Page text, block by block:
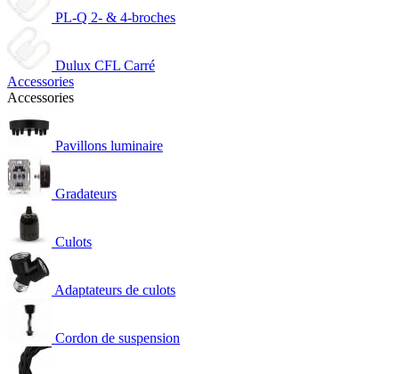
PL-Q 2- & 4-broches
Dulux CFL Carré
Accessories
Accessories
Pavillons luminaire
Gradateurs
Culots
Adaptateurs de culots
Cordon de suspension